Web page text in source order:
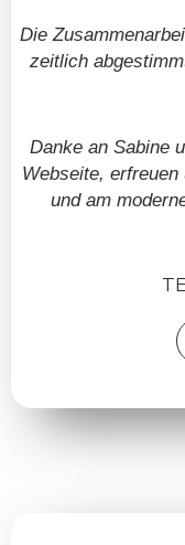
Die
zeitlich
Danke an Sabine
Webseite,
und am